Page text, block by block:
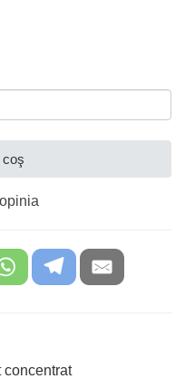
coş
concentrat